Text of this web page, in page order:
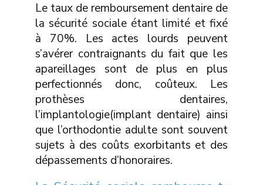
Le taux de remboursement dentaire de
la sécurité sociale étant limité et fixé
à 70%. Les actes lourds peuvent
s’avérer contraignants du fait que les
apareillages sont de plus en plus
perfectionnés donc, coûteux. Les
prothèses dentaires,
l’implantologie(implant dentaire) ainsi
que l’orthodontie adulte sont souvent
sujets à des coûts exorbitants et des
dépassements d’honoraires.